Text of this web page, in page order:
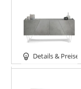
Details & Preise